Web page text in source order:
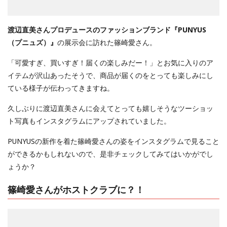
渡辺直美さんプロデュースのファッションブランド『PUNYUS
（プニュズ）』 の展示会に訪れた篠崎愛さん。
「可愛すぎ、買いすぎ！届くの楽しみだー！」とお気に入りのア
イテムが沢山あったそうで、商品が届くのをとっても楽しみにし
ている様子が伝わってきますね。
久しぶりに渡辺直美さんに会えてとっても嬉しそうなツーショッ
ト写真もインスタグラムにアップされていました。
PUNYUSの新作を着た篠崎愛さんの姿をインスタグラムで見ること
ができるかもしれないので、是非チェックしてみてはいかがでし
ょうか？
篠崎愛さんがホストクラブに？！